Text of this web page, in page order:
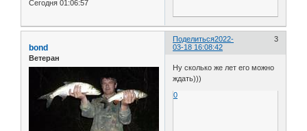
Сегодня 01:06:57
Поделиться 3
2022-
03-18 16:08:42
bond
Ветеран
Ну сколько же лет его можно
ждать)))
0